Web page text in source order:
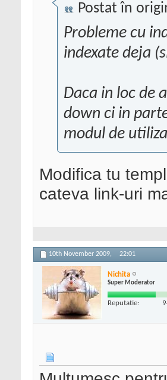
Postat în
Probleme cu
indexate deja
Daca in loc de
down ci in
modul de
Modifica tu
cateva link-uri
10th November 2009, 22:01
Nichita
Super Moderator
Reputatie: